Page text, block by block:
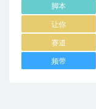
脚本
让你
赛道
频带